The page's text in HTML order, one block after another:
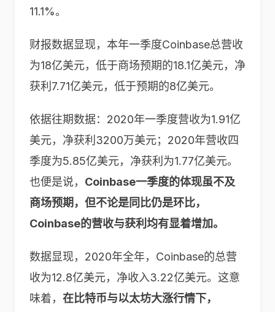
11.1%。
财报数据显现，本年一季度Coinbase总营收
为18亿美元，低于商场预期的18.1亿美元，净
获利7.71亿美元，低于预期的8亿美元。
依据往期数据：2020年一季度营收为1.91亿
美元，净获利3200万美元；2020年营收四
季度为5.85亿美元，净获利为1.77亿美元。
也便是说， Coinbase一季度的体现虽不及
商场预期，但不论是同比仍是环比，
Coinbase的营收与获利均有显着增加。
数据显现，2020年全年，Coinbase的总营
收为12.8亿美元，净收入3.22亿美元。这意
味着， 在比特币与以太坊大涨行情下，